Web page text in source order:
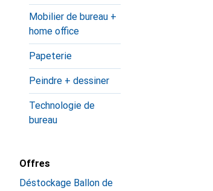
Mobilier de bureau +
home office
Papeterie
Peindre + dessiner
Technologie de
bureau
Offres
Déstockage Ballon de